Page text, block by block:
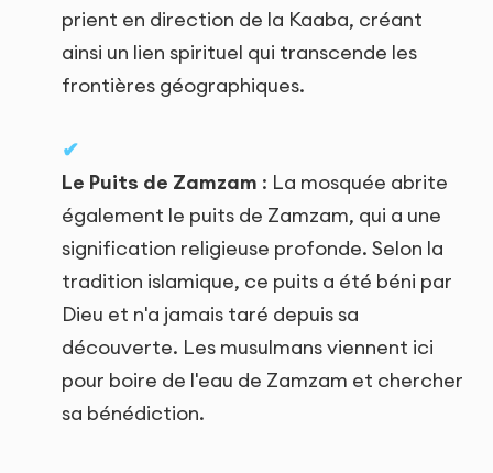
prient en direction de la Kaaba, créant
ainsi un lien spirituel qui transcende les
frontières géographiques.
Le Puits de Zamzam : La mosquée abrite
également le puits de Zamzam, qui a une
signification religieuse profonde. Selon la
tradition islamique, ce puits a été béni par
Dieu et n'a jamais taré depuis sa
découverte. Les musulmans viennent ici
pour boire de l'eau de Zamzam et chercher
sa bénédiction.